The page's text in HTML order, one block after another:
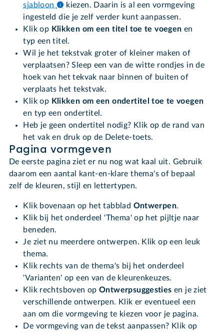
sjabloon
kiezen. Daarin is al een vormgeving
ingesteld die je zelf verder kunt aanpassen.
Klik op Klikken om een titel toe te voegen en
typ een titel.
Wil je het tekstvak groter of kleiner maken of
verplaatsen? Sleep een van de witte rondjes in de
hoek van het tekvak naar binnen of buiten of
verplaats het tekstvak.
Klik op Klikken om een ondertitel toe te voegen
en typ een ondertitel.
Heb je geen ondertitel nodig? Klik op de rand van
het vak en druk op de Delete-toets.
Pagina vormgeven
De eerste pagina ziet er nu nog wat kaal uit. Gebruik
daarom een aantal kant-en-klare thema's of bepaal
zelf de kleuren, stijl en lettertypen.
Klik bovenaan op het tabblad Ontwerpen.
Klik bij het onderdeel 'Thema' op het pijltje naar
beneden.
Je ziet nu meerdere ontwerpen. Klik op een leuk
thema.
Klik rechts van de thema's bij het onderdeel
'Varianten' op een van de kleurenkeuzes.
Klik rechtsboven opOntwerpsuggesties en je ziet
verschillende ontwerpen. Klik er eventueel een
aan om die vormgeving te kiezen voor je pagina.
De vormgeving van de tekst aanpassen? Klik op